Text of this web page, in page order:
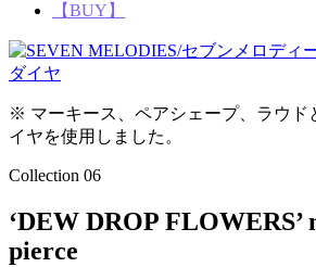
【BUY】
※ マーキース、ペアシェープ、ラウド
イヤを使用しました。
Collection 06
‘DEW DROP FLOWERS’
pierce